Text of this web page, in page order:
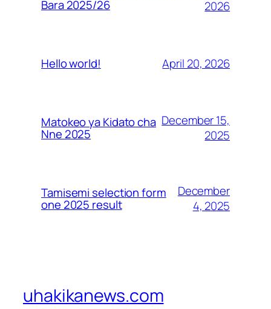
Bara 2025/26
2026
Hello world! April 20, 2026
Matokeo ya Kidato cha
Nne 2025
December 15,
2025
Tamisemi selection form
one 2025 result
December
4, 2025
uhakikanews.com